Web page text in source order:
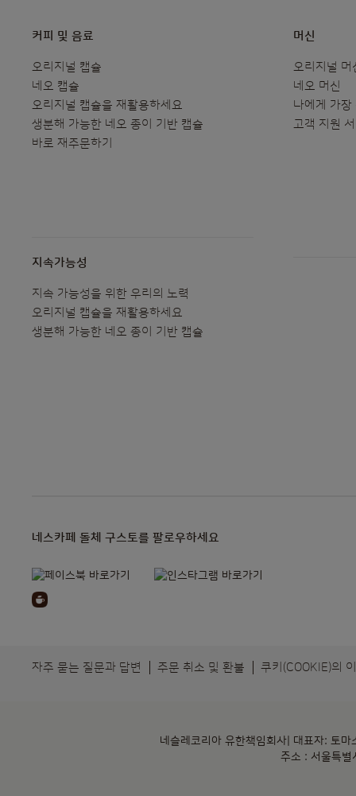
커피 및 음료
오리지널 캡슐
네오 캡슐
오리지널 캡슐을 재활용하세요
생분해 가능한 네오 종이 기반 캡슐
바로 재주문하기
지속가능성
지속 가능성을 위한 우리의 노력
오리지널 캡슐을 재활용하세요
생분해 가능한 네오 종이 기반 캡슐
머신
오리지널 머
네오 머신
나에게 가장
고객 지원
네스카페 돌체 구스토를 팔로우하세요
자주 묻는 질문과 답변 주문 취소 및 환불 쿠키(COOKIE)의
네슬레코리아 유한책임회사| 대표자: 토
주소 : 서울특별